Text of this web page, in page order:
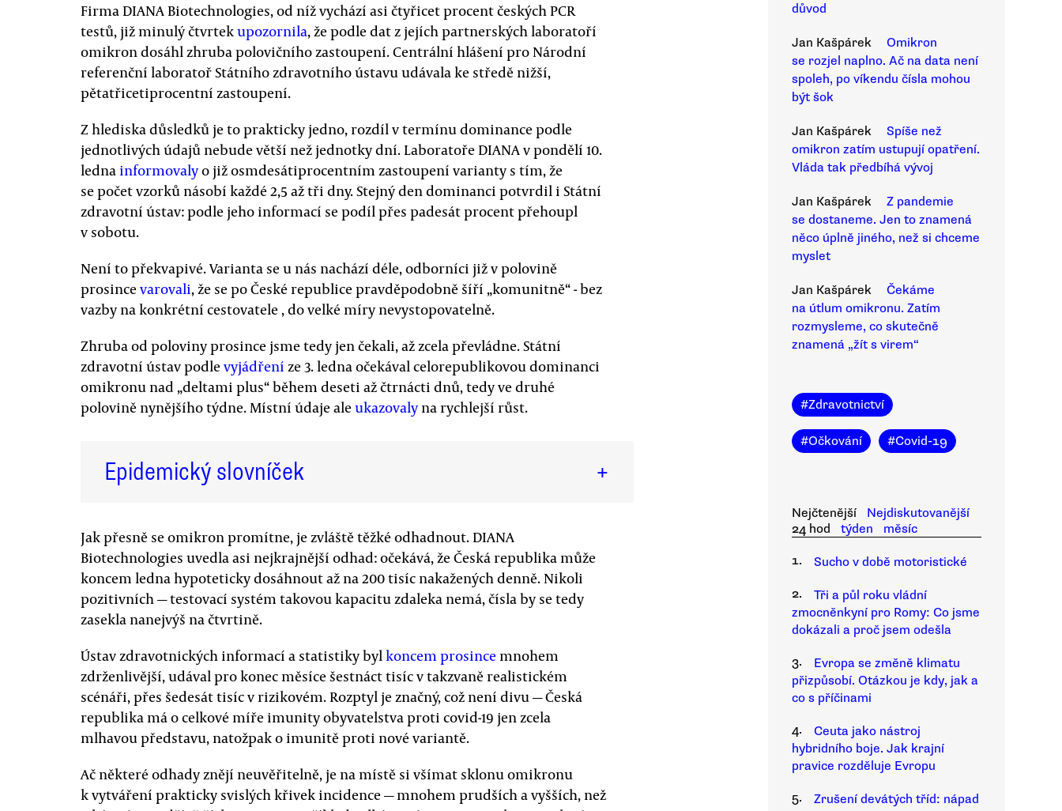
Firma DIANA Biotechnologies, od níž vychází asi čtyřicet procent českých PCR
testů, již minulý čtvrtekupozornila, že podle dat z jejích partnerských laboratoří
omikron dosáhl zhruba polovičního zastoupení. Centrální hlášení pro Národní
referenční laboratoř Státního zdravotního ústavu udávala ke středě nižší,
pětatřicetiprocentní zastoupení.
Z hlediska důsledků je to prakticky jedno, rozdíl v termínu dominance podle
jednotlivých údajů nebude větší než jednotky dní. Laboratoře DIANA v pondělí 10.
lednainformovalyo již osmdesátiprocentním zastoupení varianty s tím, že
se počet vzorků násobí každé 2,5 až tři dny. Stejný den dominanci potvrdil i Státní
zdravotní ústav: podle jeho informací se podíl přes padesát procent přehoupl
v sobotu.
Není to překvapivé. Varianta se u nás nachází déle, odborníci již v polovině
prosincevarovali, že se po České republice pravděpodobně šíří „komunitně“ - bez
vazby na konkrétní cestovatele , do velké míry nevystopovatelně.
Zhruba od poloviny prosince jsme tedy jen čekali, až zcela převládne. Státní
zdravotní ústav podlevyjádření ze 3. ledna očekával celorepublikovou dominanci
omikronu nad „deltami plus“ během deseti až čtrnácti dnů, tedy ve druhé
polovině nynějšího týdne. Místní údaje aleukazovalyna rychlejší růst.
Epidemický slovníček +
Jak přesně se omikron promítne, je zvláště těžké odhadnout. DIANA
Biotechnologies uvedla asi nejkrajnější odhad: očekává, že Česká republika může
koncem ledna hypoteticky dosáhnout až na 200 tisíc nakažených denně. Nikoli
pozitivních — testovací systém takovou kapacitu zdaleka nemá, čísla by se tedy
zasekla nanejvýš na čtvrtině.
Ústav zdravotnických informací a statistiky bylkoncem prosincemnohem
zdrženlivější, udával pro konec měsíce šestnáct tisíc v takzvaně realistickém
scénáři, přes šedesát tisíc v rizikovém. Rozptyl je značný, což není divu — Česká
republika má o celkové míře imunity obyvatelstva proti covid-19 jen zcela
mlhavou představu, natožpak o imunitě proti nové variantě.
Ač některé odhady znějí neuvěřitelně, je na místě si všímat sklonu omikronu
k vytváření prakticky svislých křivek incidence — mnohem prudších a vyšších, než
důvod
Jan Kašpárek
Omikron
se rozjel naplno. Ač na data není
spoleh, po víkendu čísla mohou
být šok
Jan Kašpárek
Spíše než
omikron zatím ustupují opatření.
Vláda tak předbíhá vývoj
Jan Kašpárek
Z pandemie
se dostaneme. Jen to znamená
něco úplně jiného, než si chceme
myslet
Jan Kašpárek
Čekáme
na útlum omikronu. Zatím
rozmysleme, co skutečně
znamená „žít s virem“
#Zdravotnictví
#Očkování #Covid-19
Nejčtenější
Nejdiskutovanější
24 hod
týden
měsíc
1.
Sucho v době motoristické
2.
Tři a půl roku vládní
zmocněnkyní pro Romy: Co jsme
dokázali a proč jsem odešla
3.
Evropa se změně klimatu
přizpůsobí. Otázkou je kdy, jak a
co s příčinami
4.
Ceuta jako nástroj
hybridního boje. Jak krajní
pravice rozděluje Evropu
5.
Zrušení devátých tříd: nápad